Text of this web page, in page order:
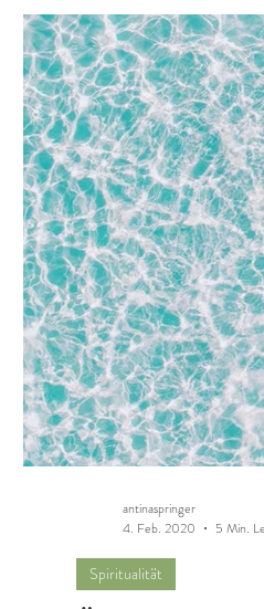
Spiritualität
antinaspringer
4. Feb. 2020
5 Min.